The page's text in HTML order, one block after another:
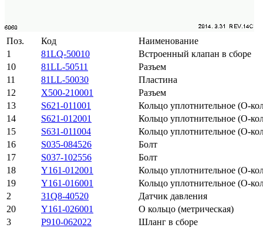
Поз. Код
Наименование
1
81LQ-50010
Встроенный клапан в сборе
10
81LL-50511
Разъем
11
81LL-50030
Пластина
12
X500-210001
Разъем
13
S621-011001
Кольцо уплотнительное (О-
14
S621-012001
Кольцо уплотнительное (О-
15
S631-011004
Кольцо уплотнительное (О-
16
S035-084526
Болт
17
S037-102556
Болт
18
Y161-012001
Кольцо уплотнительное (О-
19
Y161-016001
Кольцо уплотнительное (О-
2
31Q8-40520
Датчик давления
20
Y161-026001
О кольцо (метрическая)
3
P910-062022
Шланг в сборе